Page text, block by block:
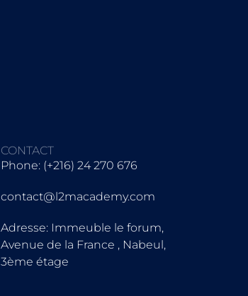
CONTACT
Phone: (+216) 24 270 676
contact@l2macademy.com
Adresse: Immeuble le forum,
Avenue de la France , Nabeul,
3ème étage